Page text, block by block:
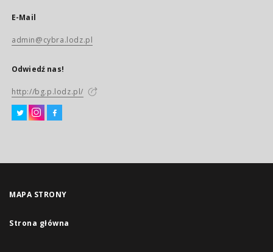
E-Mail
admin@cybra.lodz.pl
Odwiedź nas!
http://bg.p.lodz.pl/
MAPA STRONY
Strona główna